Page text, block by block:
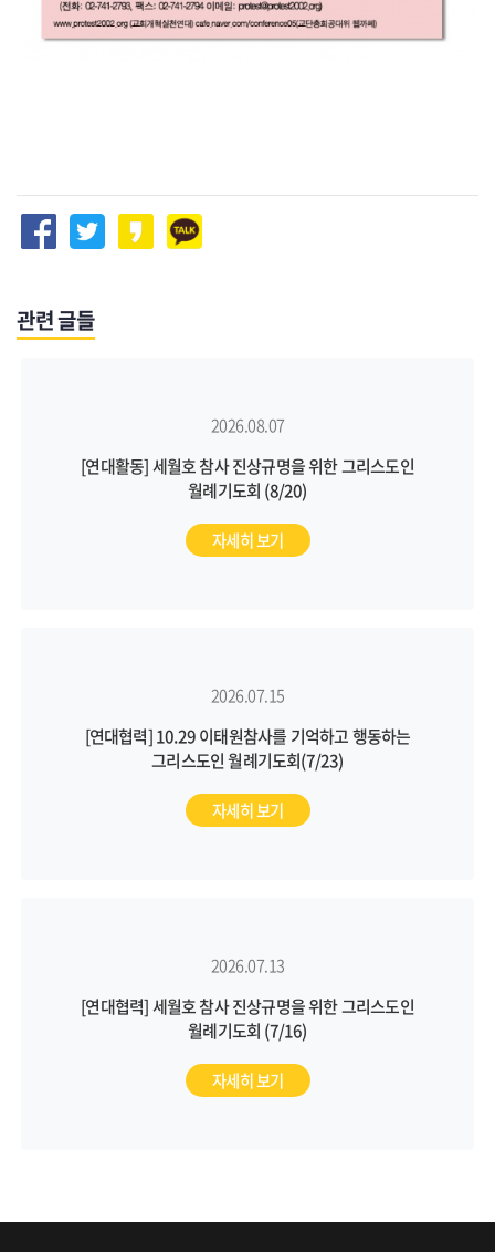
관련 글들
2026.08.07
[연대활동] 세월호 참사 진상규명을 위한 그리스도인
월례기도회 (8/20)
자세히 보기
2026.07.15
[연대협력] 10.29 이태원참사를 기억하고 행동하는
그리스도인 월례기도회(7/23)
자세히 보기
2026.07.13
[연대협력] 세월호 참사 진상규명을 위한 그리스도인
월례기도회 (7/16)
자세히 보기